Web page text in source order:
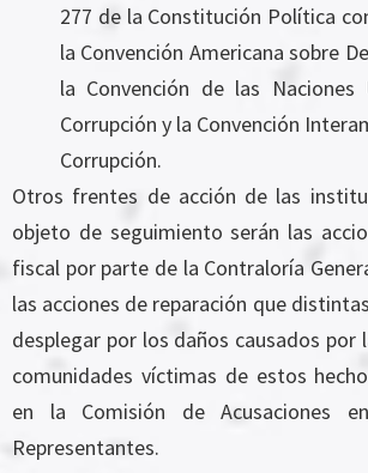
277 de la Constitución Política
la Convención Americana sobre
la Convención de las
Corrupción y la Convención
Corrupción.
Otros frentes de acción de las
objeto de seguimiento serán las
fiscal por parte de la Contraloría
las acciones de reparación que
desplegar por los daños causados por
comunidades víctimas de estos
en la Comisión de Acusaciones
Representantes.